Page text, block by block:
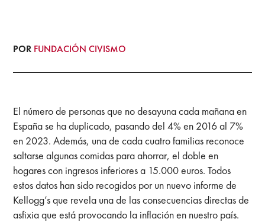
POR FUNDACIÓN CIVISMO
El número de personas que no desayuna cada mañana en
España se ha duplicado, pasando del 4% en 2016 al 7%
en 2023. Además, una de cada cuatro familias reconoce
saltarse algunas comidas para ahorrar, el doble en
hogares con ingresos inferiores a 15.000 euros. Todos
estos datos han sido recogidos por un nuevo informe de
Kellogg’s que revela una de las consecuencias directas de
asfixia que está provocando la inflación en nuestro país.